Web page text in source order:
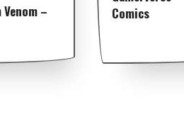
–
Comics